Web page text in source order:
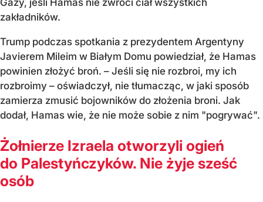
zakładników.
Trump podczas spotkania z prezydentem Argentyny
Javierem Mileim w Białym Domu powiedział, że Hamas
powinien złożyć broń. – Jeśli się nie rozbroi, my ich
rozbroimy – oświadczył, nie tłumacząc, w jaki sposób
zamierza zmusić bojowników do złożenia broni. Jak
dodał, Hamas wie, że nie może sobie z nim "pogrywać".
Żołnierze Izraela otworzyli ogień
do Palestyńczyków. Nie żyje sześć
osób